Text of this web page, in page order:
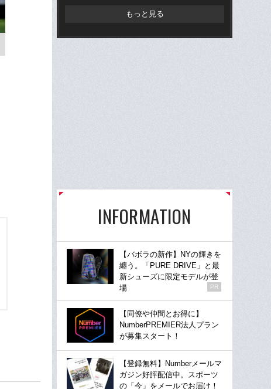
もっと見る
INFORMATION
【バボラの新作】NYの輝きを
纏う。「PURE DRIVE」と最
新シューズに限定モデルが登
場
PR
【同僚や仲間とお得に】
NumberPREMIER法人プラン
が募集スタート！
【登録無料】Numberメールマ
ガジン好評配信中。スポーツ
の「今」をメールでお届け！